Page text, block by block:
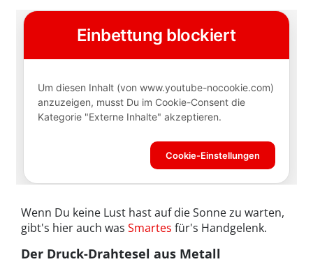
Wenn Du keine Lust hast auf die Sonne zu warten,
gibt's hier auch was Smartes für's Handgelenk.
Der Druck-Drahtesel aus Metall